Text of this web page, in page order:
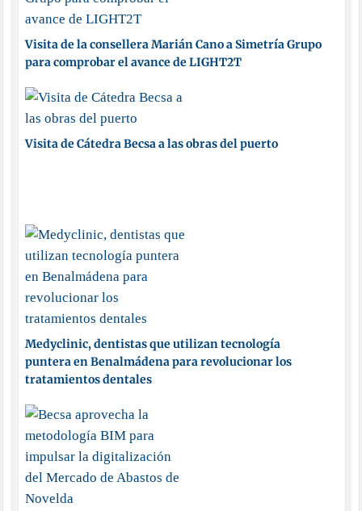
Visita de la consellera Marián Cano a Simetría Grupo
para comprobar el avance de LIGHT2T
Visita de Cátedra Becsa a las obras del puerto
Medyclinic, dentistas que utilizan tecnología
puntera en Benalmádena para revolucionar los
tratamientos dentales